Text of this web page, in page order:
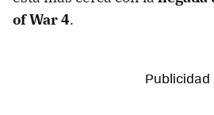
of War 4.